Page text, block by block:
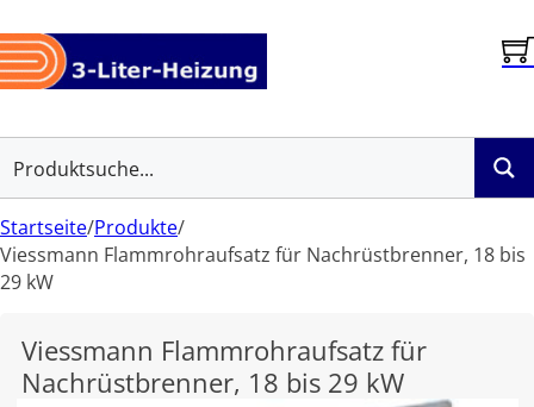
Startseite/Produkte/
Viessmann Flammrohraufsatz für Nachrüstbrenner, 18 bis
29 kW
Viessmann Flammrohraufsatz für
Nachrüstbrenner, 18 bis 29 kW